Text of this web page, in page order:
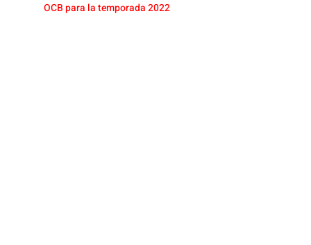
OCB para la temporada 2022